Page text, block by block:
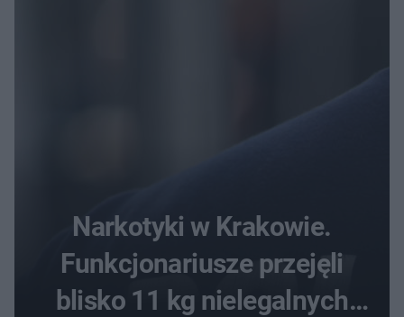
Narkotyki w Krakowie.
Funkcjonariusze przejęli
blisko 11 kg nielegalnych